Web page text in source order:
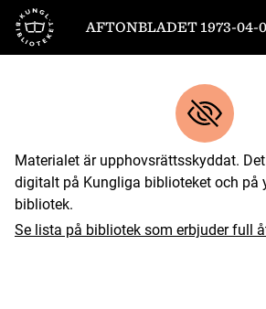
Till startsidan
AFTONBLADET 1973-04-
Materialet är upphovsrättsskyddat.
digitalt på Kungliga biblioteket och på
bibliotek.
Se lista på bibliotek som erbjuder full